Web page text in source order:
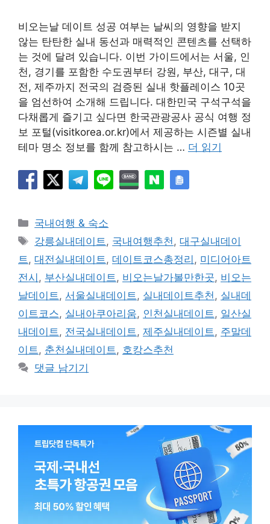
비오는날 데이트 성공 여부는 날씨의 영향을 받지
않는 탄탄한 실내 동선과 매력적인 콘텐츠를 선택하
는 것에 달려 있습니다. 이번 가이드에서는 서울, 인
천, 경기를 포함한 수도권부터 강원, 부산, 대구, 대
전, 제주까지 전국의 검증된 실내 핫플레이스 10곳
을 엄선하여 소개해 드립니다. 대한민국 구석구석을
다채롭게 즐기고 싶다면 한국관광공사 공식 여행 정
보 포털(visitkorea.or.kr)에서 제공하는 시즌별 실내
테마 명소 정보를 함께 참고하시는 … 더 읽기
카
테
리
국내여행 & 숙소
태
그
강릉실내데이트, 국내여행추천,대구실내데이
트, 대전실내데이트, 데이트코스총정리 , 미디어아트
전시 , 부산실내데이트, 비오는날가볼만한곳, 비오는
날데이트, 서울실내데이트, 실내데이트추천, 실내데
이트코스, 실내아쿠아리움, 인천실내데이트, 일산실
내데이트, 전국실내데이트, 제주실내데이트, 주말데
이트, 춘천실내데이트, 호캉스추천
댓글 남기기